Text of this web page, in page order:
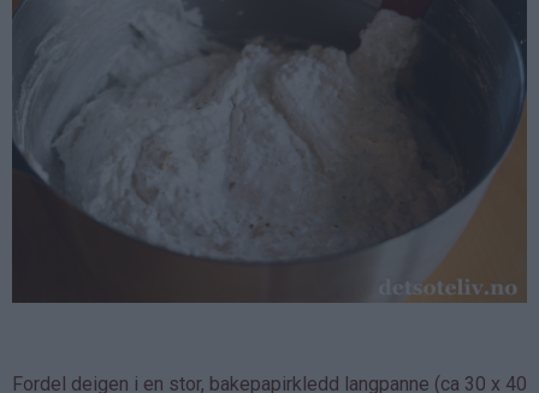
Fordel deigen i en stor, bakepapirkledd langpanne (ca 30 x 40